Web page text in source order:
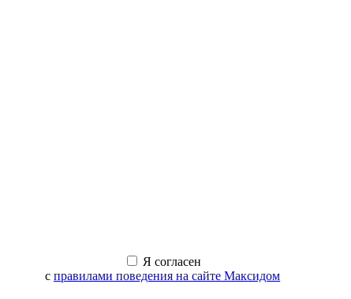
Я согласен
с правилами поведения на сайте Максидом